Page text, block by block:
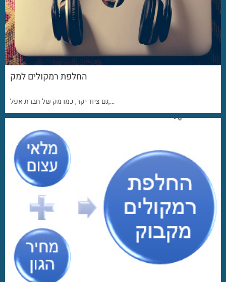
החלפת רמקולים למק
גם ציוד יקר, כמו מק של חברת אפל,…